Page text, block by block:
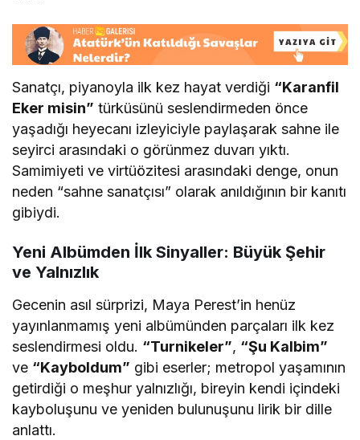
Sanatçı, piyanoyla ilk kez hayat verdiği “Karanfil
Eker misin” türküsünü seslendirmeden önce
yaşadığı heyecanı izleyiciyle paylaşarak sahne ile
seyirci arasındaki o görünmez duvarı yıktı.
Samimiyeti ve virtüözitesi arasındaki denge, onun
neden “sahne sanatçısı” olarak anıldığının bir kanıtı
gibiydi.
Yeni Albümden İlk Sinyaller: Büyük Şehir
ve Yalnızlık
Gecenin asıl sürprizi, Maya Perest’in henüz
yayınlanmamış yeni albümünden parçaları ilk kez
seslendirmesi oldu. “Turnikeler”, “Şu Kalbim”
ve “Kayboldum” gibi eserler; metropol yaşamının
getirdiği o meşhur yalnızlığı, bireyin kendi içindeki
kayboluşunu ve yeniden bulunuşunu lirik bir dille
anlattı.